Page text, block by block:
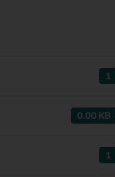
1
0.00 KB
1